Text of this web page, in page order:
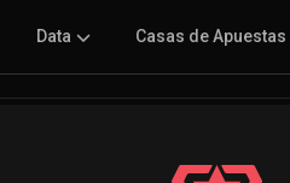
Data Casas de Apuestas